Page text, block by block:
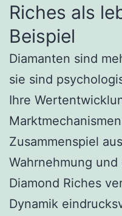
Riches als
Beispiel
Diamanten sind
sie sind
Ihre
Zusammenspiel
Wahrnehmung
Diamond Riches
Dynamik